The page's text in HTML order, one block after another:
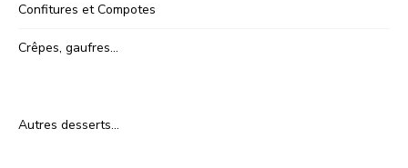
Confitures et Compotes
Crêpes, gaufres…
Autres desserts…